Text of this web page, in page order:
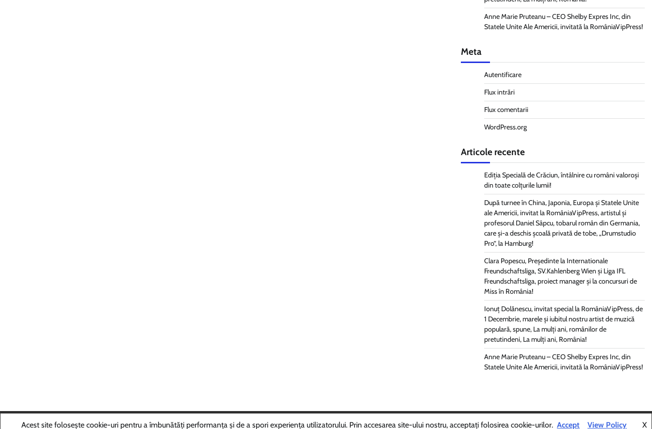
Anne Marie Pruteanu – CEO Shelby Expres Inc, din
Statele Unite Ale Americii, invitată la RomâniaVipPress!
Meta
Autentificare
Flux intrări
Flux comentarii
WordPress.org
Articole recente
Ediția Specială de Crăciun, întâlnire cu români valoroși
din toate colțurile lumii!
După turnee în China, Japonia, Europa și Statele Unite
ale Americii, invitat la RomâniaVipPress, artistul și
profesorul Daniel Sâpcu, tobarul român din Germania,
care și-a deschis școală privată de tobe, „Drumstudio
Pro”, la Hamburg!
Clara Popescu, Președinte la Internationale
Freundschaftsliga, SV.Kahlenberg Wien şi Liga IFL
Freundschaftsliga, proiect manager și la concursuri de
Miss în România!
Ionuț Dolănescu, invitat special la RomâniaVipPress, de
1 Decembrie, marele și iubitul nostru artist de muzică
populară, spune, La mulți ani, românilor de
pretutindeni, La mulți ani, România!
Anne Marie Pruteanu – CEO Shelby Expres Inc, din
Statele Unite Ale Americii, invitată la RomâniaVipPress!
Copyright © 2025ROMÂNIAVIPPRESSTheme: Random News ByAdore Themes.
Acest site folosește cookie-uri pentru a îmbunătăți performanța și de a spori experiența utilizatorului. Prin accesarea site-ului nostru, acceptați folosirea cookie-urilor. X
Accept View Policy